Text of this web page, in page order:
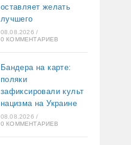
оставляет желать
лучшего
08.08.2026 /
0 КОММЕНТАРИЕВ
Бандера на карте:
поляки
зафиксировали культ
нацизма на Украине
08.08.2026 /
0 КОММЕНТАРИЕВ